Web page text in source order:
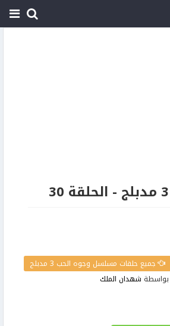
جميع حلقات مسلسل وجوه الحب 3 مدبلج
بواسطة شهدان الملك